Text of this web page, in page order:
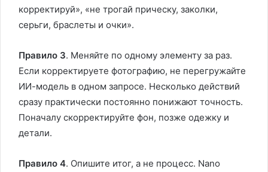
корректируй», «не трогай прическу, заколки,
серьги, браслеты и очки».
Правило 3. Меняйте по одному элементу за раз.
Если корректируете фотографию, не перегружайте
ИИ-модель в одном запросе. Несколько действий
сразу практически постоянно понижают точность.
Поначалу скорректируйте фон, позже одежку и
детали.
Правило 4. Опишите итог, а не процесс. Nano